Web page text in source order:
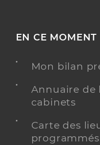
EN CE MOMENT
Mon bilan
Annuaire de
cabinets
Carte des
programmés